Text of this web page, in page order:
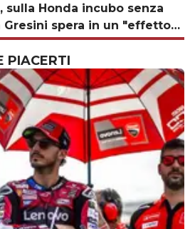
sulla Honda incubo senza
Gresini spera in un "effetto
PIACERTI